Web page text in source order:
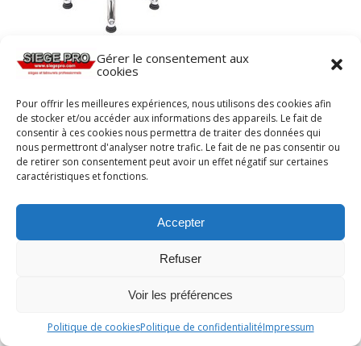
Gérer le consentement aux
cookies
Pour offrir les meilleures expériences, nous utilisons des cookies afin
de stocker et/ou accéder aux informations des appareils. Le fait de
consentir à ces cookies nous permettra de traiter des données qui
nous permettront d'analyser notre trafic. Le fait de ne pas consentir ou
de retirer son consentement peut avoir un effet négatif sur certaines
caractéristiques et fonctions.
Accepter
Refuser
Voir les préférences
Politique de cookiesPolitique de confidentialitéImpressum